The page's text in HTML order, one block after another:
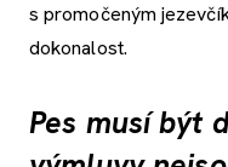
s promočeným
dokonalost.
Pes musí být